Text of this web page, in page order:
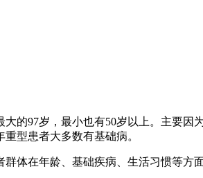
的97岁，最小也有50岁以上。主要
型患者大多数有基础病。
体在年龄、基础疾病、生活习惯等方